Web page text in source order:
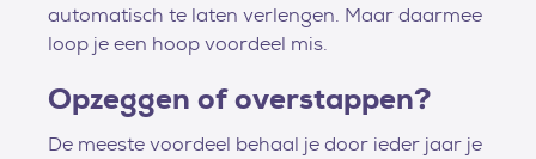
automatisch te laten verlengen. Maar daarmee
loop je een hoop voordeel mis.
Opzeggen of overstappen?
De meeste voordeel behaal je door ieder jaar je